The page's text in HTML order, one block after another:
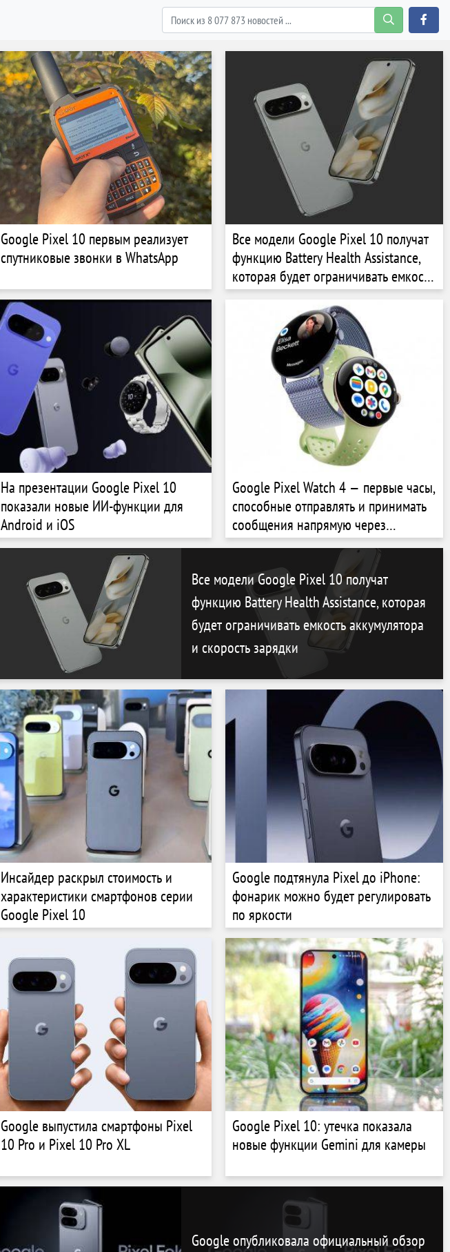
Google Pixel 10 первым реализует
спутниковые звонки в WhatsApp
Все модели Google Pixel 10 получат
функцию Battery Health Assistance,
которая будет ограничивать емкость
аккумулятора и скорость зарядки
На презентации Google Pixel 10
показали новые ИИ-функции для
Android и iOS
Google Pixel Watch 4 — первые часы,
способные отправлять и принимать
сообщения напрямую через
спутники
Все модели Google Pixel 10 получат
функцию Battery Health Assistance, которая
будет ограничивать емкость аккумулятора
и скорость зарядки
Инсайдер раскрыл стоимость и
характеристики смартфонов серии
Google Pixel 10
Google подтянула Pixel до iPhone:
фонарик можно будет регулировать
по яркости
Google выпустила смартфоны Pixel
10 Pro и Pixel 10 Pro XL
Google Pixel 10: утечка показала
новые функции Gemini для камеры
Google опубликовала официальный обзор